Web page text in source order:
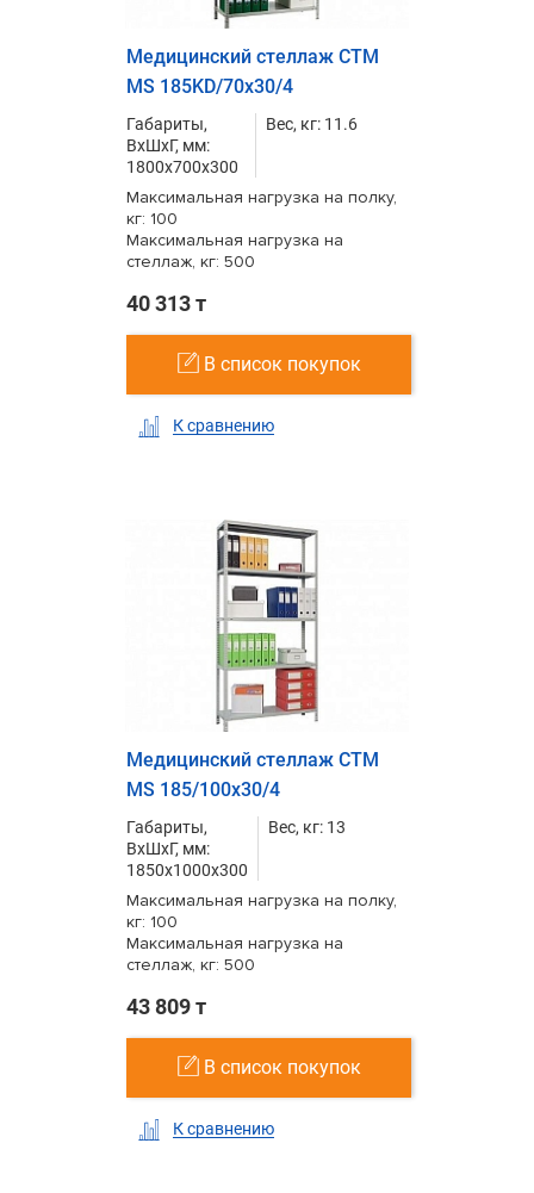
Медицинский стеллаж СТМ
MS 185KD/70х30/4
Габариты,
ВxШxГ, мм:
1800x700x300
Вес, кг: 11.6
Максимальная нагрузка на полку,
кг: 100
Максимальная нагрузка на
стеллаж, кг: 500
40 313 т
В список покупок
К сравнению
Медицинский стеллаж СТМ
MS 185/100х30/4
Габариты,
ВxШxГ, мм:
1850x1000x300
Вес, кг: 13
Максимальная нагрузка на полку,
кг: 100
Максимальная нагрузка на
стеллаж, кг: 500
43 809 т
В список покупок
К сравнению